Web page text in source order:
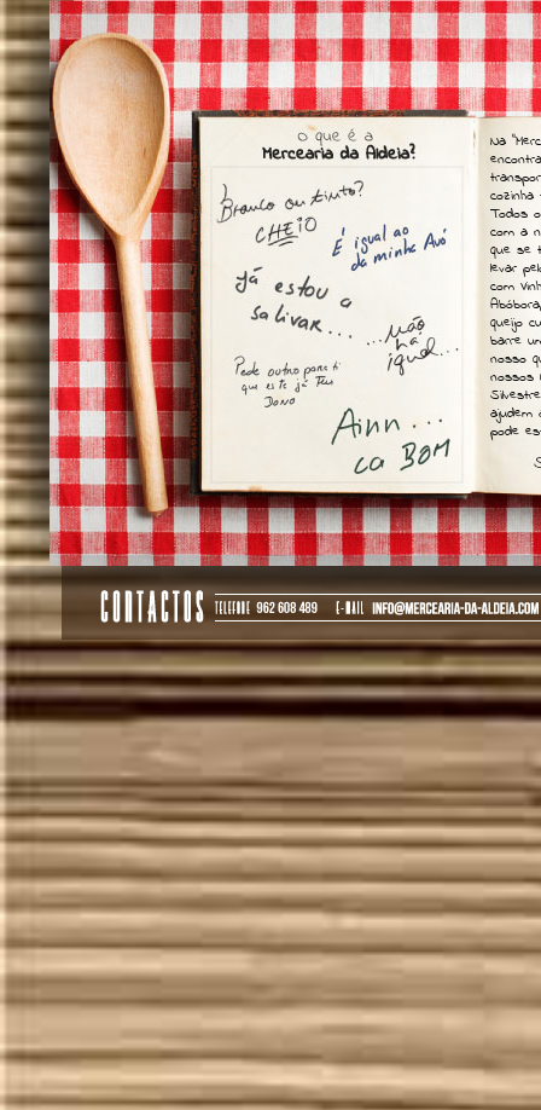
Na
cozinha
Todos
com a
que se
levar
com
queijo
barre
nosso
nossos
ajudem
pode